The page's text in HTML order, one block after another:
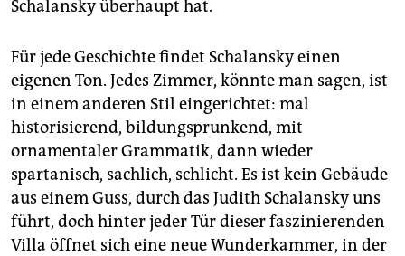
Schalansky überhaupt hat.
Für jede Geschichte findet Schalansky einen
eigenen Ton. Jedes Zimmer, könnte man sagen, ist
in einem anderen Stil eingerichtet: mal
historisierend, bildungsprunkend, mit
ornamentaler Grammatik, dann wieder
spartanisch, sachlich, schlicht. Es ist kein Gebäude
aus einem Guss, durch das Judith Schalansky uns
führt, doch hinter jeder Tür dieser faszinierenden
Villa öffnet sich eine neue Wunderkammer, in der